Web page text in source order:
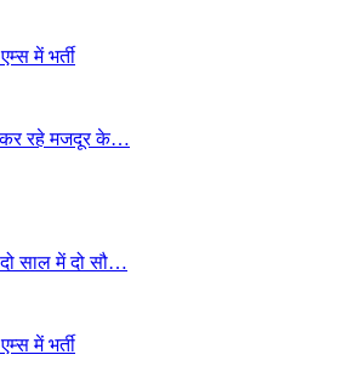
में भर्ती
कर रहे मजदूर के…
साल में दो सौ…
में भर्ती